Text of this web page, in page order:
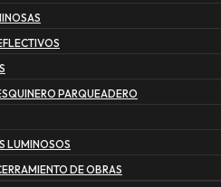
PARQUEADERO
LUMINOSOS
DE OBRAS